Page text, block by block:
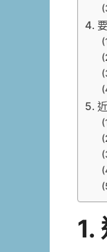
4.
5.
1.